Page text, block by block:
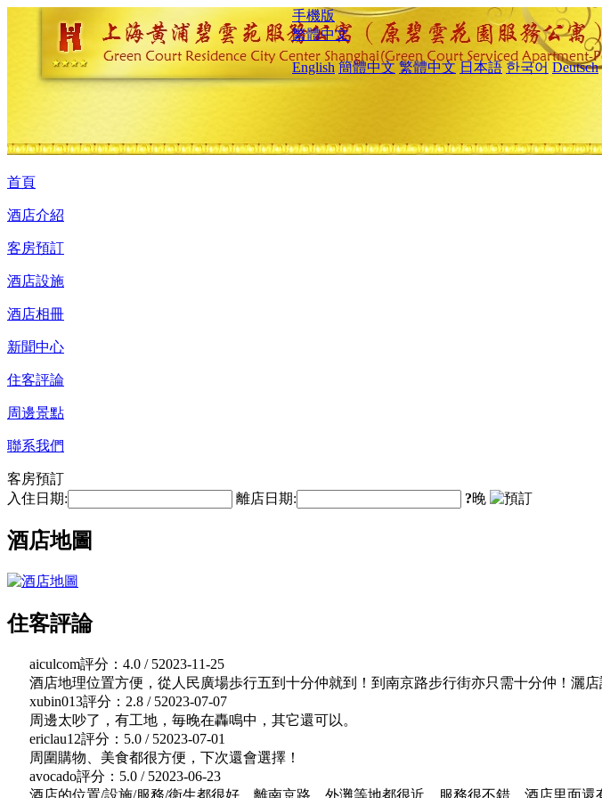
手機版
繁體中文
English 簡體中文 繁體中文 日本語 한국어 Deutsch
首頁
酒店介紹
客房預訂
酒店設施
酒店相冊
新聞中心
住客評論
周邊景點
聯系我們
客房預訂
入住日期:
離店日期: ?晚
酒店地圖
住客評論
aiculcom評分：4.0 / 52023-11-25
酒店地理位置方便，從人民廣場歩行五到十分仲就到！到南京路步行街亦只需十分仲！灑
xubin013評分：2.8 / 52023-07-07
周邊太吵了，有工地，毎晚在轟鳴中，其它還可以。
ericlau12評分：5.0 / 52023-07-01
周圍購物、美食都很方便，下次還會選擇！
avocado評分：5.0 / 52023-06-23
酒店的位置/設施/服務/衛生都很好，離南京路、外灘等地都很近，服務很不錯。酒店里面